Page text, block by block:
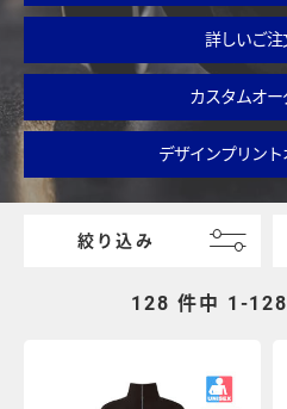
詳しいご注
カスタムオー
デザインプリン
絞り込み
128 件中 1-128